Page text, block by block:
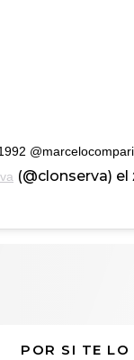
(@clonserva) el
POR SI TE LO